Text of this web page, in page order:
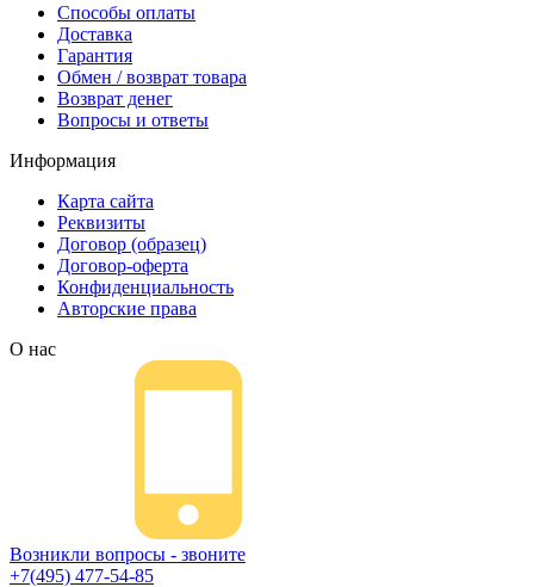
Способы оплаты
Доставка
Гарантия
Обмен / возврат товара
Возврат денег
Вопросы и ответы
Информация
Карта сайта
Реквизиты
Договор (образец)
Договор-оферта
Конфиденциальность
Авторские права
О нас
Возникли вопросы - звоните
+7(495) 477-54-85